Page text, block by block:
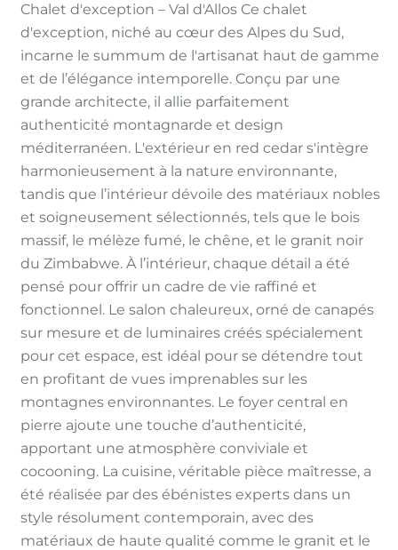
Chalet d'exception – Val d'Allos Ce chalet
d'exception, niché au cœur des Alpes du Sud,
incarne le summum de l'artisanat haut de gamme
et de l’élégance intemporelle. Conçu par une
grande architecte, il allie parfaitement
authenticité montagnarde et design
méditerranéen. L'extérieur en red cedar s'intègre
harmonieusement à la nature environnante,
tandis que l’intérieur dévoile des matériaux nobles
et soigneusement sélectionnés, tels que le bois
massif, le mélèze fumé, le chêne, et le granit noir
du Zimbabwe. À l’intérieur, chaque détail a été
pensé pour offrir un cadre de vie raffiné et
fonctionnel. Le salon chaleureux, orné de canapés
sur mesure et de luminaires créés spécialement
pour cet espace, est idéal pour se détendre tout
en profitant de vues imprenables sur les
montagnes environnantes. Le foyer central en
pierre ajoute une touche d’authenticité,
apportant une atmosphère conviviale et
cocooning. La cuisine, véritable pièce maîtresse, a
été réalisée par des ébénistes experts dans un
style résolument contemporain, avec des
matériaux de haute qualité comme le granit et le